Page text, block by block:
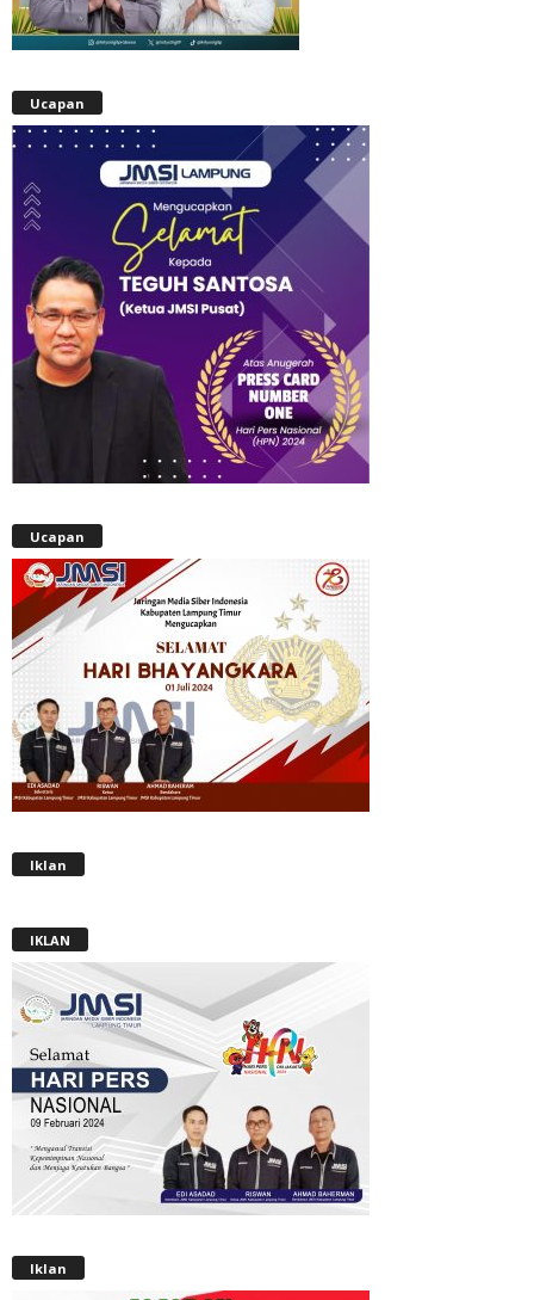
Ucapan
Ucapan
Iklan
IKLAN
Iklan